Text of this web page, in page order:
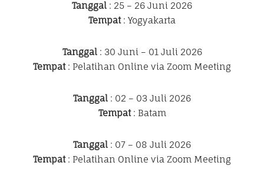
Tanggal : 25 – 26 Juni 2026
Tempat: Yogyakarta
Tanggal: 30 Juni – 01 Juli 2026
Tempat: Pelatihan Online via Zoom Meeting
Tanggal : 02 – 03 Juli 2026
Tempat: Batam
Tanggal : 07 – 08 Juli 2026
Tempat: Pelatihan Online via Zoom Meeting